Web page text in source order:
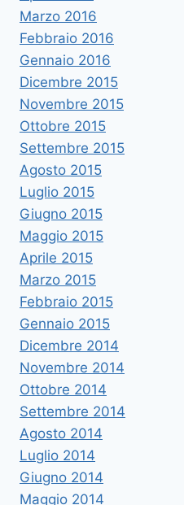
Marzo 2016
Febbraio 2016
Gennaio 2016
Dicembre 2015
Novembre 2015
Ottobre 2015
Settembre 2015
Agosto 2015
Luglio 2015
Giugno 2015
Maggio 2015
Aprile 2015
Marzo 2015
Febbraio 2015
Gennaio 2015
Dicembre 2014
Novembre 2014
Ottobre 2014
Settembre 2014
Agosto 2014
Luglio 2014
Giugno 2014
Maggio 2014